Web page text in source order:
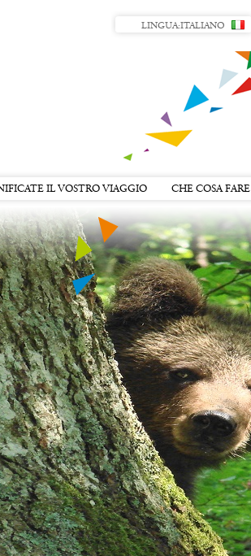
LINGUA:ITALIANO
IL VOSTRO VIAGGIO CHE COSA FARE